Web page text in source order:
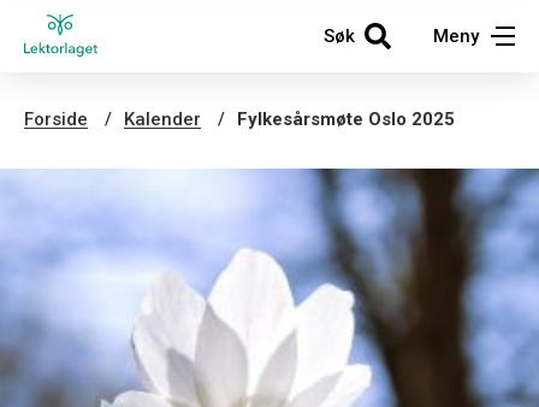
Søk Meny
Forside Kalender Fylkesårsmøte Oslo 2025